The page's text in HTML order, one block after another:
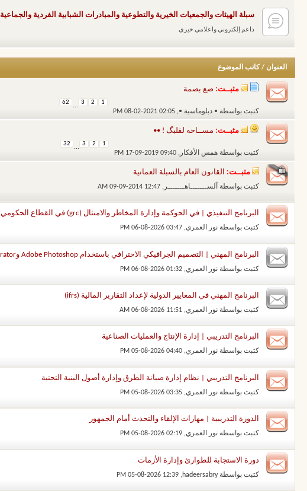
سبلة الهيئات والجمعيات الخيرية والتطوعية والمبادرات الشبابية الفردية والجماعية
داعم إلكتروني واعلامي خيري
العنوان / كاتب الموضوع
مثبــت: ضع بصمة
كتبت بواسطة • دبلوماسية •‏, 08-02-2021 02:05 PM
1
2
3
...
62
مثبــت: مســاحه لقلبگ ! ••
كتبت بواسطة همس الأفكار ‏, 17-09-2019 09:40 PM
1
2
3
...
32
مثبــت: القانون العام بالسبلة العمانية
كتبت بواسطة آلســـــــاهـــــــر ‏, 09-09-2014 12:47 AM
البرنامج التنفيذي | في الحوكمة وإدارة المخاطر والامتثال (grc) في القطاع الحكومي
كتبت بواسطة نور العمري‏, 06-08-2026 03:47 PM
البرنامج المهني | التصميم الجرافيكي الاحترافي باستخدام Adobe Photoshop وAdobe Illustrator
كتبت بواسطة نور العمري‏, 06-08-2026 01:32 PM
البرنامج المهني في المعايير الدولية لإعداد التقارير المالية (ifrs)
كتبت بواسطة نور العمري‏, 06-08-2026 11:51 AM
البرنامج التدريبي | إدارة الإنتاج والعمليات الصناعية
كتبت بواسطة نور العمري‏, 05-08-2026 04:40 PM
البرنامج التدريبي | نظام إدارة صيانة الطرق وإدارة أصول البنية التحتية
كتبت بواسطة نور العمري‏, 05-08-2026 03:35 PM
الدورة التدريبية | مهارات الإلقاء والتحدث أمام الجمهور
كتبت بواسطة نور العمري‏, 05-08-2026 02:19 PM
دورة الاستجابة للطوارئ وإدارة الأزمات
كتبت بواسطةhadeersabry
‏, 05-08-2026 12:39 PM